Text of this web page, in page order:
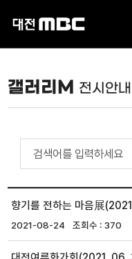
갤러리M 전시안내
향기를 전하는 마음展
2021-08-24 370